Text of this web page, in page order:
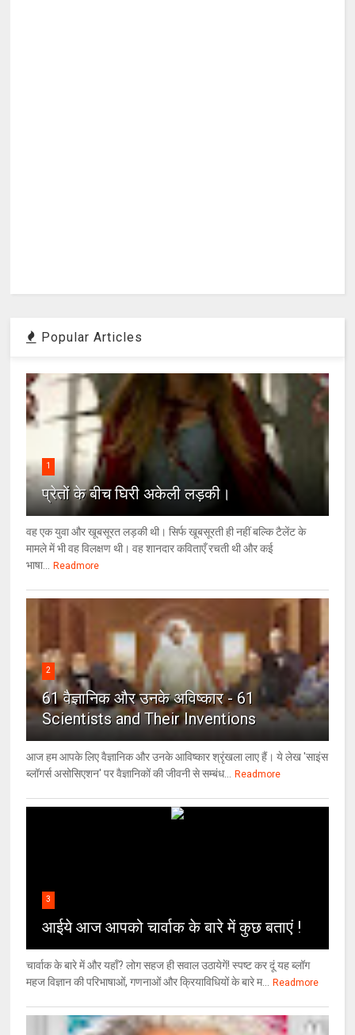
Popular Articles
1
प्रेतों के बीच घिरी अकेली लड़की।
वह एक युवा और खूबसूरत लड़की थी। सिर्फ खूबसूरती ही नहीं बल्कि टैलेंट के
मामले में भी वह विलक्षण थी। वह शानदार कविताएँ रचती थी और कई
भाषा...
Readmore
2
61 वैज्ञानिक और उनके अविष्कार - 61
Scientists and Their Inventions
आज हम आपके लिए वैज्ञानिक और उनके आविष्कार श्रृंखला लाए हैं। ये लेख 'साइंस
ब्लॉगर्स असोसिएशन' पर वैज्ञा‍निकों की जीवनी से सम्बंध...
Readmore
3
आईये आज आपको चार्वाक के बारे में कुछ बताएं !
चार्वाक के बारे में और यहाँ? लोग सहज ही सवाल उठायेगें! स्पष्ट कर दूं यह ब्लॉग
महज विज्ञान की परिभाषाओं, गणनाओं और क्रियाविधियों के बारे म...
Readmore